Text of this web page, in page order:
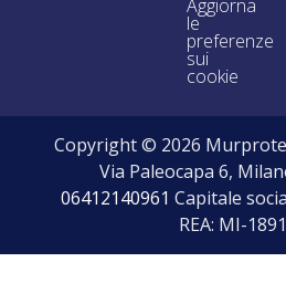
Aggiorna
le
preferenze
sui
cookie
Copyright © 2026
Via Paleocapa 6,
06412140961 Capitale
REA: MI-